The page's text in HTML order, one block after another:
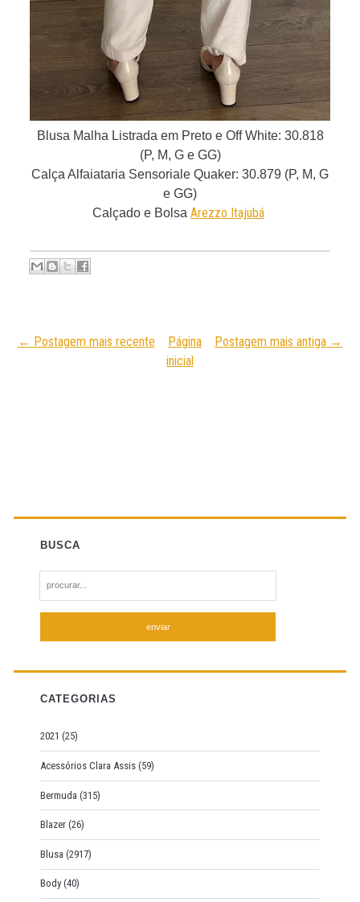
Blusa Malha Listrada em Preto e Off White: 30.818
(P, M, G e GG)
Calça Alfaiataria Sensoriale Quaker: 30.879 (P, M, G
e GG)
Calçado e Bolsa Arezzo Itajubá
← Postagem mais recente Postagem mais antiga →
Página
inicial
BUSCA
e
h
f
r
:
CATEGORIAS
2021 (25)
Acessórios Clara Assis (59)
Bermuda (315)
Blazer (26)
Blusa (2917)
Body (40)